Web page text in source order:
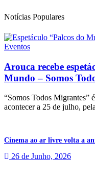
Notícias Populares
Eventos
Arouca recebe
Mundo – Somos
“Somos Todos Migrantes”
acontecer a 25 de julho,
Cinema ao ar livre volta a
26 de Junho, 2026